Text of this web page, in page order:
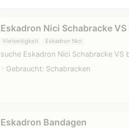
Eskadron Nici Schabracke
Vielseitigkeit
Eskadron Nici
suche Eskadron Nici Schabracke VS
navigate_nextGebraucht: Schabracken
Eskadron Bandagen